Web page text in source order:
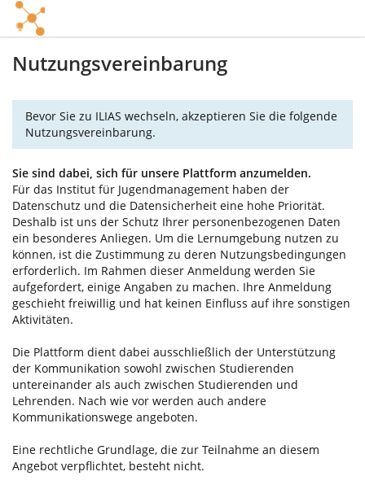
Nutzungsvereinbarung
Bevor Sie zu ILIAS wechseln, akzeptieren Sie die folgende
Nutzungsvereinbarung.
Sie sind dabei, sich für unsere Plattform anzumelden.
Für das Institut für Jugendmanagement haben der
Datenschutz und die Datensicherheit eine hohe Priorität.
Deshalb ist uns der Schutz Ihrer personenbezogenen Daten
ein besonderes Anliegen. Um die Lernumgebung nutzen zu
können, ist die Zustimmung zu deren Nutzungsbedingungen
erforderlich. Im Rahmen dieser Anmeldung werden Sie
aufgefordert, einige Angaben zu machen. Ihre Anmeldung
geschieht freiwillig und hat keinen Einfluss auf ihre sonstigen
Aktivitäten.
Die Plattform dient dabei ausschließlich der Unterstützung
der Kommunikation sowohl zwischen Studierenden
untereinander als auch zwischen Studierenden und
Lehrenden. Nach wie vor werden auch andere
Kommunikationswege angeboten.
Eine rechtliche Grundlage, die zur Teilnahme an diesem
Angebot verpflichtet, besteht nicht.